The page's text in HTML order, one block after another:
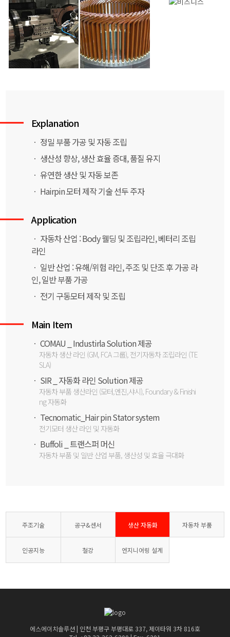
Explanation
ㆍ 정밀 부품 가공 및 자동 조립
ㆍ 생산성 향상, 생산 효율 증대, 품질 유지
ㆍ 유연한 생산 및 자동 보존
ㆍ Hairpin 모터 제작 기술 선두 주자
Application
ㆍ 자동차 산업 : Body 웰딩 및 조립라인, 베터리 조립
라인
ㆍ 일반 산업 : 유해/위험 라인, 주조 및 단조 후 가공 라
인, 일반 부품 가공
ㆍ 전기 구동모터 제작 및 조립
Main Item
ㆍ COMAU _ Industirla Solution 제공
자동차 생산 라인 (GM, FCA 그룹), 전기자동차 조립라인 (TE
SLA)
ㆍ SIR _ 자동화 라인 Solution 제공
자동차 부품 생산라인 (모터,엔진,샤시), Foundary & Finishi
ng 자동화
ㆍ Tecnomatic_Hair pin Stator system
전기모터 생산 라인 및 자동화
ㆍ Buffoli _ 트랜스퍼 머신
자동차 부품 및 일반 산업 부품, 생산성 및 효율 극대화
주조기술 공구&센서 생산 자동화 자동차 부품
인공지능 철강 엔지니어링 설계
에스에이치솔루션 | 인천 부평구 부평대로 337, 제이타워 3차 816호